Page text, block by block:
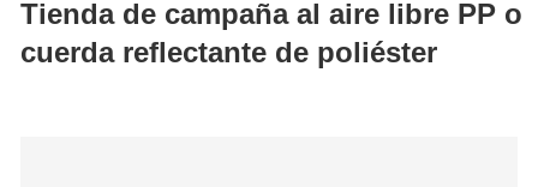
Tienda de campaña al aire libre PP o cuerda reflectante de
poliéster
Tienda de campaña al aire libre PP o
cuerda reflectante de poliéster